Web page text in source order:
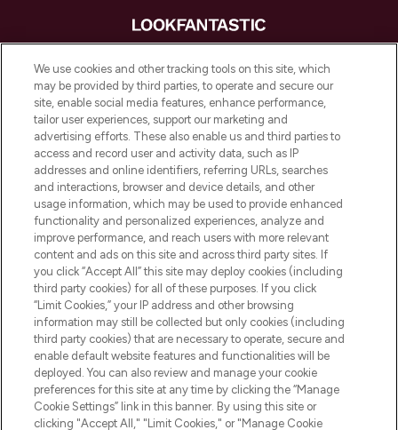
LOOKFANTASTIC is de ultieme online
beautybestemming van Europa, met de
beste huidverzorging, haarproducten en
make-up van meer dan 200 topmerken.
Shop online of via de app, met gratis
verzending vanaf €40.
Cookie-toestemming
Do Not Sell or Share My Personal
Information
HELP & INFORMATIE
BEDRIJFSINFORMATIE
OVER LOOKFANTASTIC
We use cookies and other tracking tools on this site, which
may be provided by third parties, to operate and secure our
site, enable social media features, enhance performance,
tailor user experiences, support our marketing and
advertising efforts. These also enable us and third parties to
access and record user and activity data, such as IP
addresses and online identifiers, referring URLs, searches
and interactions, browser and device details, and other
usage information, which may be used to provide enhanced
functionality and personalized experiences, analyze and
improve performance, and reach users with more relevant
content and ads on this site and across third party sites. If
you click “Accept All” this site may deploy cookies (including
third party cookies) for all of these purposes. If you click
“Limit Cookies,” your IP address and other browsing
information may still be collected but only cookies (including
third party cookies) that are necessary to operate, secure and
enable default website features and functionalities will be
deployed. You can also review and manage your cookie
preferences for this site at any time by clicking the “Manage
Cookie Settings” link in this banner. By using this site or
clicking "Accept All," "Limit Cookies," or "Manage Cookie